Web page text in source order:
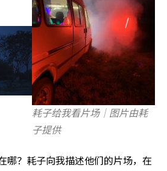
耗子给我看片场｜图片由耗
子提供
哪？耗子向我描述他们的片场，在